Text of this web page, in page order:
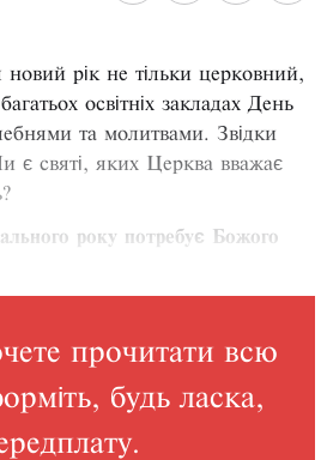
новий рік не тільки церковний,
освітніх закладах День
та молитвами. Звідки
є святі, яких Церква вважає
року потребує Божого
прочитати всю
будь ласка,